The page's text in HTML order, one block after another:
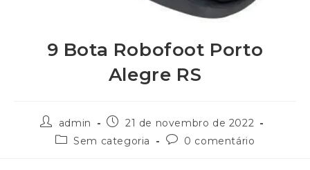
9 Bota Robofoot Porto
Alegre RS
admin
21 de novembro de 2022
Sem categoria
0 comentário